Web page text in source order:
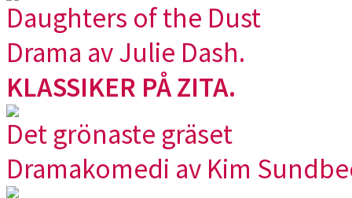
Daughters of the Dust
Drama av Julie Dash.
KLASSIKER PÅ ZITA.
Det grönaste gräset
Dramakomedi av Kim